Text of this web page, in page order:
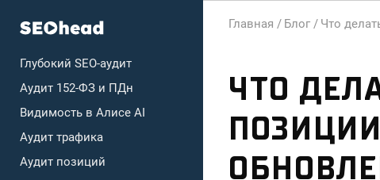
Глубокий SEO-аудит
Аудит 152-ФЗ и ПДн
Видимость в Алисе AI
Аудит трафика
Аудит позиций
Главная / Блог / Что
ЧТО